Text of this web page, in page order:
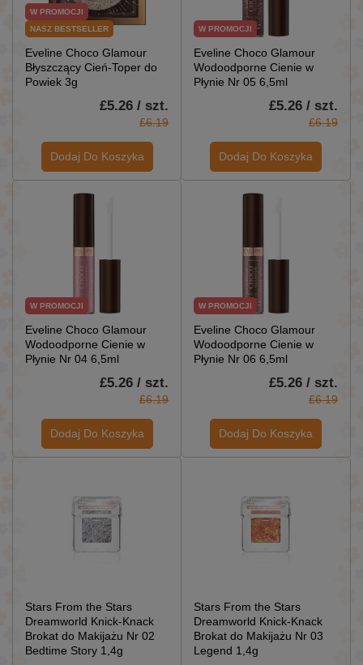
W PROMOCJI
NASZ BESTSELLER
Eveline Choco Glamour
Błyszczący Cień-Toper do
Powiek 3g
£5.26 / szt.
£6.19
Dodaj Do Koszyka
W PROMOCJI
Eveline Choco Glamour
Wodoodporne Cienie w
Płynie Nr 05 6,5ml
£5.26 / szt.
£6.19
Dodaj Do Koszyka
W PROMOCJI
Eveline Choco Glamour
Wodoodporne Cienie w
Płynie Nr 04 6,5ml
£5.26 / szt.
£6.19
Dodaj Do Koszyka
W PROMOCJI
Eveline Choco Glamour
Wodoodporne Cienie w
Płynie Nr 06 6,5ml
£5.26 / szt.
£6.19
Dodaj Do Koszyka
Stars From the Stars
Dreamworld Knick-Knack
Brokat do Makijażu Nr 02
Bedtime Story 1,4g
Stars From the Stars
Dreamworld Knick-Knack
Brokat do Makijażu Nr 03
Legend 1,4g